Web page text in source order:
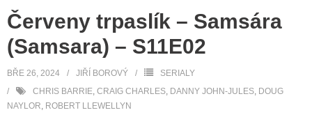
Červeny trpaslík – Samsára
(Samsara) – S11E02
BŘE 26, 2024 JIŘÍ BOROVÝ
SERIALY
CHRIS BARRIE, CRAIG CHARLES, DANNY JOHN-JULES, DOUG
NAYLOR, ROBERT LLEWELLYN